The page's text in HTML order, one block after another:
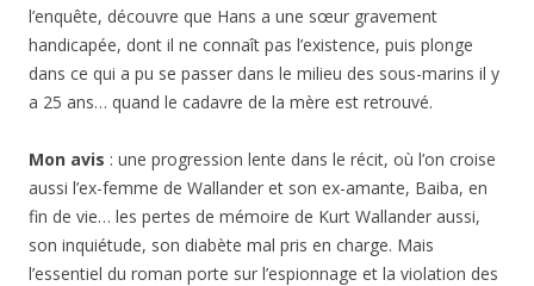
l’enquête, découvre que Hans a une sœur gravement
handicapée, dont il ne connaît pas l’existence, puis plonge
dans ce qui a pu se passer dans le milieu des sous-marins il y
a 25 ans… quand le cadavre de la mère est retrouvé.
Mon avis : une progression lente dans le récit, où l’on croise
aussi l’ex-femme de Wallander et son ex-amante, Baiba, en
fin de vie… les pertes de mémoire de Kurt Wallander aussi,
son inquiétude, son diabète mal pris en charge. Mais
l’essentiel du roman porte sur l’espionnage et la violation des